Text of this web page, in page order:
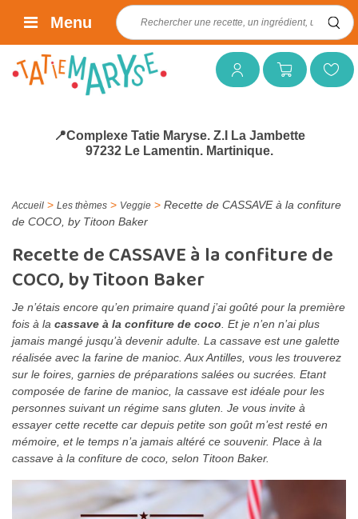
Mon compteMon panierMes favoris
Rechercher :
Menu
📍Complexe Tatie Maryse. Z.I La Jambette
97232 Le Lamentin. Martinique.
Accueil > Les thèmes > Veggie > Recette de CASSAVE à la confiture
de COCO, by Titoon Baker
Recette de CASSAVE à la confiture de
COCO, by Titoon Baker
Je n’étais encore qu’en primaire quand j’ai goûté pour la première
fois à la cassave à la confiture de coco . Et je n’en n’ai plus
jamais mangé jusqu’à devenir adulte. La cassave est une galette
réalisée avec la farine de manioc. Aux Antilles, vous les trouverez
sur le foires, garnies de préparations salées ou sucrées. Etant
composée de farine de manioc, la cassave est idéale pour les
personnes suivant un régime sans gluten. Je vous invite à
essayer cette recette car depuis petite son goût m’est resté en
mémoire, et le temps n’a jamais altéré ce souvenir. Place à la
cassave à la confiture de coco, selon Titoon Baker.